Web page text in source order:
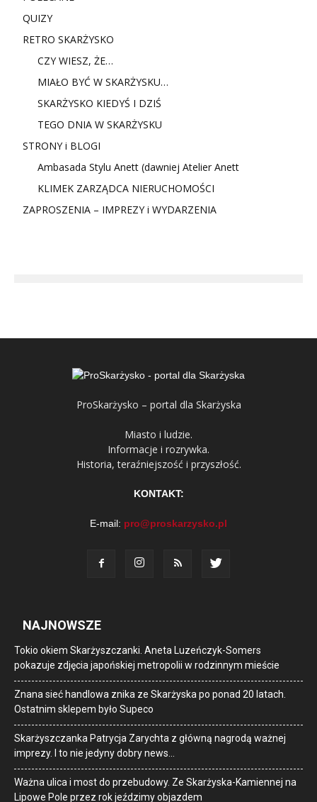
QUIZY
RETRO SKARŻYSKO
CZY WIESZ, ŻE…
MIAŁO BYĆ W SKARŻYSKU…
SKARŻYSKO KIEDYŚ I DZIŚ
TEGO DNIA W SKARŻYSKU
STRONY i BLOGI
Ambasada Stylu Anett (dawniej Atelier Anett
KLIMEK ZARZĄDCA NIERUCHOMOŚCI
ZAPROSZENIA – IMPREZY i WYDARZENIA
ProSkarżysko – portal dla Skarżyska
Miasto i ludzie.
Informacje i rozrywka.
Historia, teraźniejszość i przyszłość.
KONTAKT:
E-mail: pro@proskarzysko.pl
NAJNOWSZE
Tokio okiem Skarżyszczanki. Aneta Luzeńczyk-Somers
pokazuje zdjęcia japońskiej metropolii w rodzinnym mieście
Znana sieć handlowa znika ze Skarżyska po ponad 20 latach.
Ostatnim sklepem było Supeco
Skarżyszczanka Patrycja Zarychta z główną nagrodą ważnej
imprezy. I to nie jedyny dobry news…
Ważna ulica i most do przebudowy. Ze Skarżyska-Kamiennej na
Lipowe Pole przez rok jeździmy objazdem